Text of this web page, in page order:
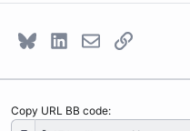
Bluesky LinkedInE-mailLink
Copy URL BB code